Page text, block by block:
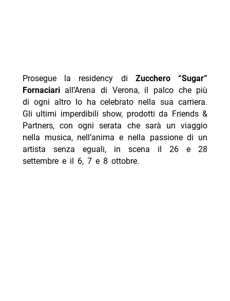
Prosegue la residency di Zucchero “Sugar”
Fornaciari all’Arena di Verona, il palco che più
di ogni altro lo ha celebrato nella sua carriera.
Gli ultimi imperdibili show, prodotti da Friends &
Partners, con ogni serata che sarà un viaggio
nella musica, nell’anima e nella passione di un
artista senza eguali, in scena il 26 e 28
settembre e il 6, 7 e 8 ottobre.